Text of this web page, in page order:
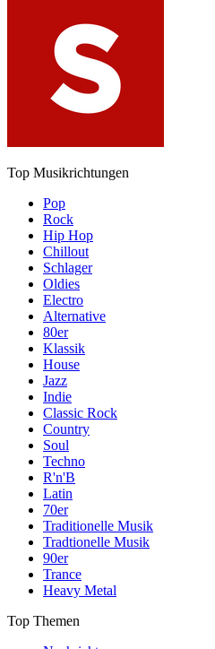
Top Musikrichtungen
Pop
Rock
Hip Hop
Chillout
Schlager
Oldies
Electro
Alternative
80er
Klassik
House
Jazz
Indie
Classic Rock
Country
Soul
Techno
R'n'B
Latin
70er
Traditionelle Musik
Tradtionelle Musik
90er
Trance
Heavy Metal
Top Themen